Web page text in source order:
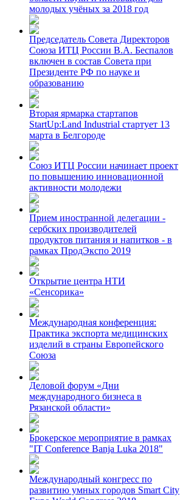
молодых учёных за 2018 год
Председатель Совета Директоров
Союза ИТЦ России В.А. Беспалов
включен в состав Совета при
Президенте РФ по науке и
образованию
Вторая ярмарка стартапов
StartUp:Land Industrial стартует 13
марта в Белгороде
Союз ИТЦ России начинает проект
по повышению инновационной
активности молодежи
Прием иностранной делегации -
сербских производителей
продуктов питания и напитков - в
рамках ПродЭкспо 2019
Открытие центра НТИ
«Сенсорика»
Международная конференция:
Практика экспорта медицинских
изделий в страны Европейского
Союза
Деловой форум «Дни
международного бизнеса в
Рязанской области»
Брокерское мероприятие в рамках
"IT Conference Banja Luka 2018"
Международный конгресс по
развитию умных городов Smart City